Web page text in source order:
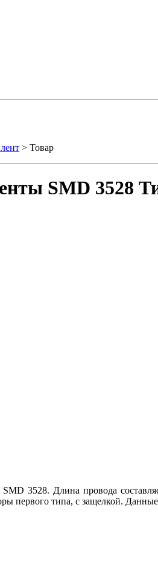
> Товар
SMD 3528
3528. Длина провода
первого типа, с защелкой.